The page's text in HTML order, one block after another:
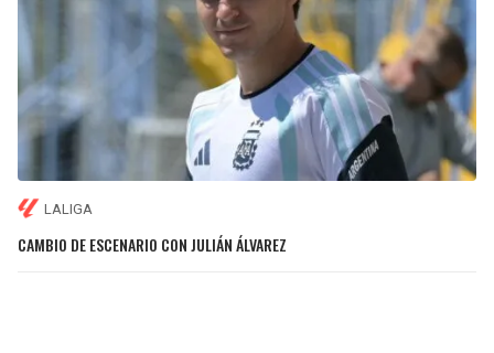
LALIGA
CAMBIO DE ESCENARIO CON JULIÁN ÁLVAREZ